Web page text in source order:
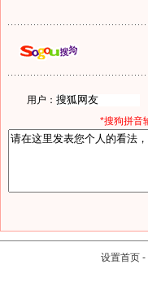
用户：
*搜狗拼音
设置首页 -